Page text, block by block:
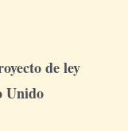
de ley
Unido